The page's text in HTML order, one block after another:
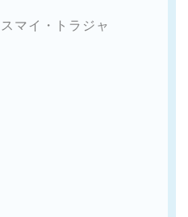
マイ・トラジャ